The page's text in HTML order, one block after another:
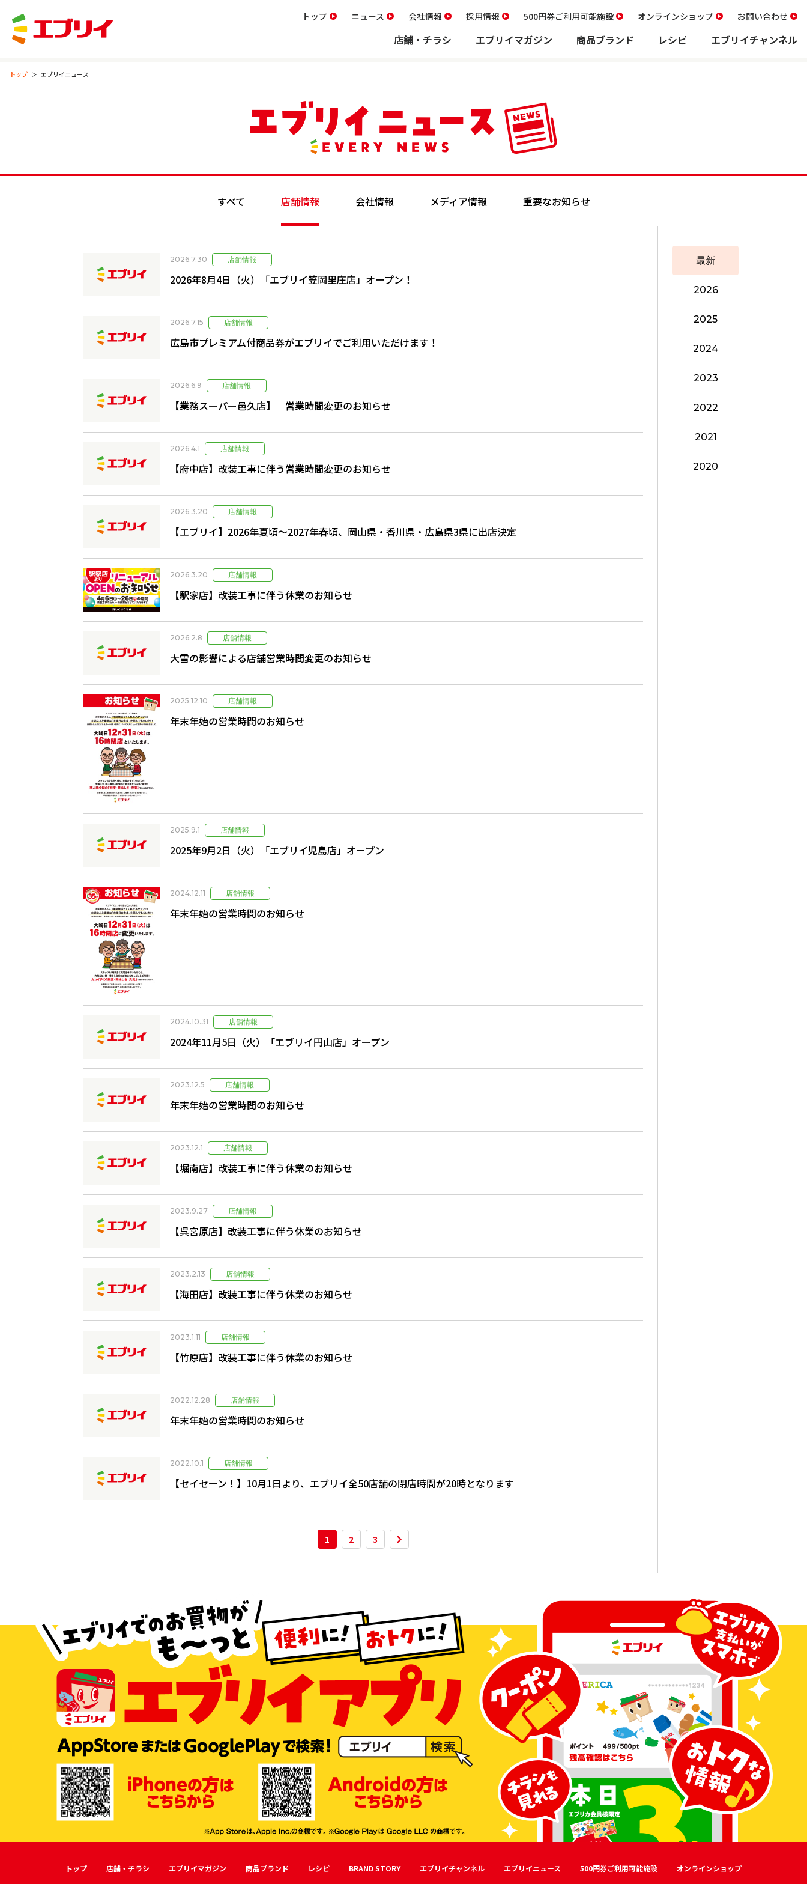
トップ ニュース 会社情報 採用情報 500円券ご利用可能施設 オンラインショップ お問い合わせ
店舗・チラシ エブリイマガジン 商品ブランド レシピ エブリイチャンネル
トップ エブリイニュース
すべて 店舗情報 会社情報 メディア情報 重要なお知らせ
2026.7.30
2026年8月4日（火）「エブリイ笠岡里庄店」オープン！
2026.7.15
広島市プレミアム付商品券がエブリイでご利用いただけます！
2026.6.9
【業務スーパー邑久店】 営業時間変更のお知らせ
2026.4.1
【府中店】改装工事に伴う営業時間変更のお知らせ
2026.3.20
【エブリイ】2026年夏頃～2027年春頃、岡山県・香川県・広島県3県に出店決定
2026.3.20
【駅家店】改装工事に伴う休業のお知らせ
2026.2.8
大雪の影響による店舗営業時間変更のお知らせ
2025.12.10
年末年始の営業時間のお知らせ
2025.9.1
2025年9月2日（火）「エブリイ児島店」オープン
2024.12.11
年末年始の営業時間のお知らせ
2024.10.31
2024年11月5日（火）「エブリイ円山店」オープン
2023.12.5
年末年始の営業時間のお知らせ
2023.12.1
【堀南店】改装工事に伴う休業のお知らせ
2023.9.27
【呉宮原店】改装工事に伴う休業のお知らせ
2023.2.13
【海田店】改装工事に伴う休業のお知らせ
2023.1.11
【竹原店】改装工事に伴う休業のお知らせ
2022.12.28
年末年始の営業時間のお知らせ
2022.10.1
【セイセーン！】10月1日より、エブリイ全50店舗の閉店時間が20時となります
1 2 3
最新
2026
2025
2024
2023
2022
2021
2020
トップ 店舗・チラシ エブリイマガジン 商品ブランド レシピ BRAND STORY エブリイチャンネル エブリイニュース 500円券ご利用可能施設 オンラインショップ